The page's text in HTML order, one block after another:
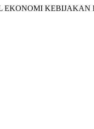
EKONOMI